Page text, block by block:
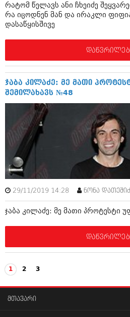
ოქტომბერი 0215 (1)
აგვისტო 0215 (2)
აგვისტო 0212 (1)
ივნისი 0212 (2)
ნოემბერი 0201 (1)
რატომ წელავს ანი ჩხეიძე
რა იცოდნენ მან და ირაკლი
დასაწყისშივე
ჯაბა კილაძე: მე მათი
შემილახავს №48
29/11/2019 14:28 ნონა
ჯაბა კილაძე: მე მათი პროტესტი
1 2 3
მთავარი